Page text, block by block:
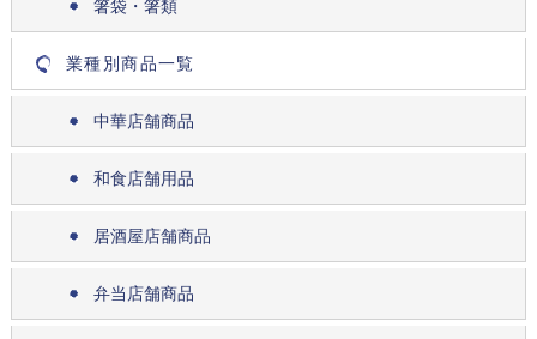
箸袋・箸類
業種別商品一覧
中華店舗商品
和食店舗用品
居酒屋店舗商品
弁当店舗商品